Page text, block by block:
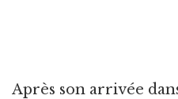
Après son arrivée